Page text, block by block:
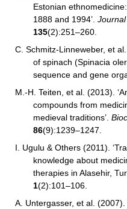
Estonian
1888 and 1994’.
135(2):251–260.
C. Schmitz-Linneweber, et
of spinach (Spinacia
sequence and gene
M.-H. Teiten, et al. (2013).
compounds from
medieval traditions’.
86(9):1239–1247.
I. Ugulu & Others (2011).
knowledge about
therapies in Alasehir,
1(2):101–106.
A. Untergasser, et al.